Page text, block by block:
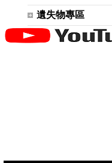
遺失物專區